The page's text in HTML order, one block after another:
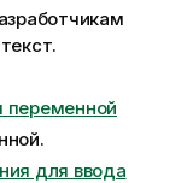
переменной
для ввода